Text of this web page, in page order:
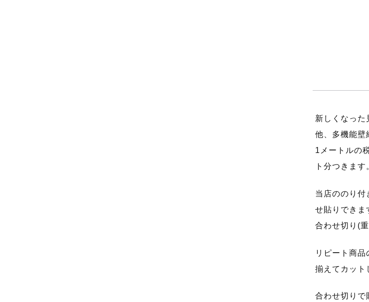
新しくなっ
他、多機能壁
1メートルの
ト分つきま
当店ののり付
せ貼りできま
合わせ切り(
リピート商
揃えてカット
合わせ切りで